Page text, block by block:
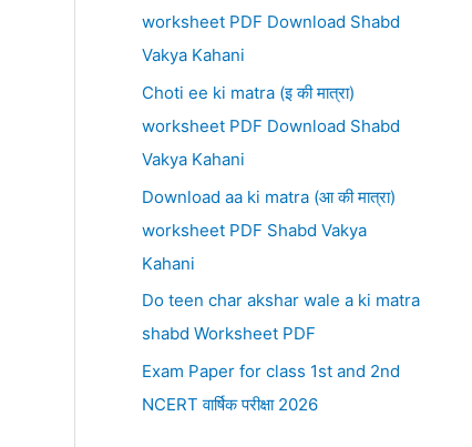
worksheet PDF Download Shabd
Vakya Kahani
Choti ee ki matra (इ की मात्रा)
worksheet PDF Download Shabd
Vakya Kahani
Download aa ki matra (आ की मात्रा)
worksheet PDF Shabd Vakya
Kahani
Do teen char akshar wale a ki matra
shabd Worksheet PDF
Exam Paper for class 1st and 2nd
NCERT वार्षिक परीक्षा 2026